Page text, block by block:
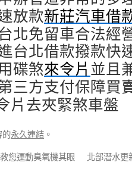
放款新莊汽車借
北免留車合法經
台北借款撥款快
碟煞來令片 並且
三方支付保障買
片去夾緊煞車盤
的永久連結 。
您運動臭氧機其眼
北部潛水更